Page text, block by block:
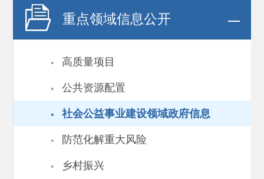
重点领域信息公开
· 高质量项目
· 公共资源配置
· 社会公益事业建设领域政府信息
· 防范化解重大风险
· 乡村振兴